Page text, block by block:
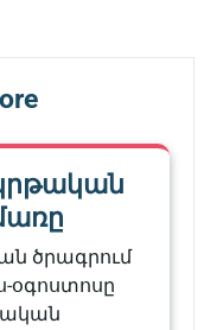
ծրագրում
օգոստոսը